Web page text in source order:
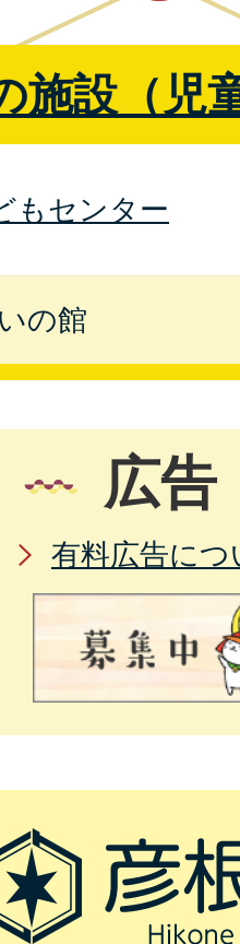
施設（児
もセンター
の館
広告
有料広告につ